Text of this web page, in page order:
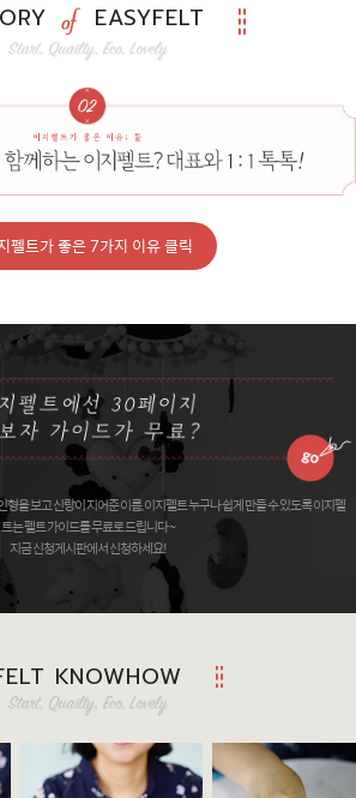
EASYFELT
펠트가 좋은 7가지 이유 클릭
을 보고 신랑이 지어준 이름, 이지펠트 누구나 쉽게 만들 수 있도록 이지펠
트는 펠트 가이드를 무료로 드립니다 ~
지금 신청게시판에서 신청하세요!
KNOWHOW